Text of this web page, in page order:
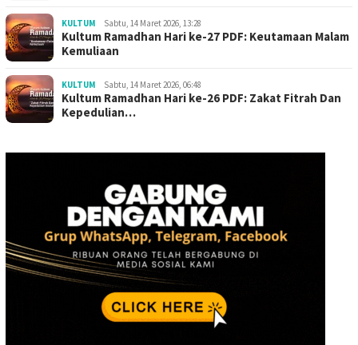
KULTUM Sabtu, 14 Maret 2026, 13:28
Kultum Ramadhan Hari ke-27 PDF: Keutamaan Malam
Kemuliaan
KULTUM Sabtu, 14 Maret 2026, 06:48
Kultum Ramadhan Hari ke-26 PDF: Zakat Fitrah Dan
Kepedulian…